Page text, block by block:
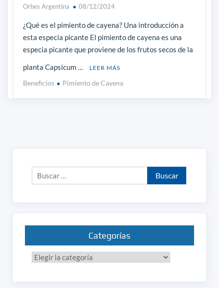
Orbes Argentina 08/12/2024
¿Qué es el pimiento de cayena? Una introducción a
esta especia picante El pimiento de cayena es una
especia picante que proviene de los frutos secos de la
planta Capsicum …
LEER MÁS
Beneficios Pimiento de Cayena
Buscar:
Categorías
Categorías